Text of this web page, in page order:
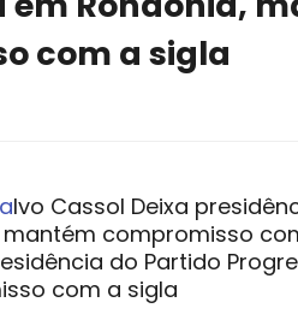
com a sigla
Ivo Cassol Deixa
mantém compromisso
do Partido
com a sigla